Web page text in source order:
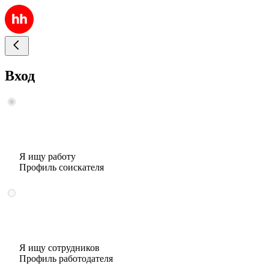
Вход
Я ищу работу
Профиль соискателя
Я ищу сотрудников
Профиль работодателя